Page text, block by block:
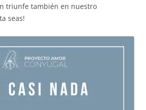
triunfe también en nuestro
seas!